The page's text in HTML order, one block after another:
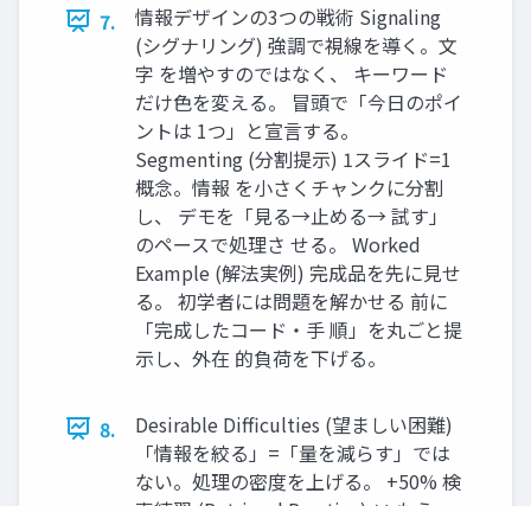
7.
情報デザインの3つの戦術 Signaling
(シグナリング) 強調で視線を導く。文
字 を増やすのではなく、 キーワード
だけ色を変える。 冒頭で「今日のポイ
ントは 1つ」と宣言する。
Segmenting (分割提示) 1スライド=1
概念。情報 を小さくチャンクに分割
し、 デモを「見る→止める→ 試す」
のペースで処理さ せる。 Worked
Example (解法実例) 完成品を先に見せ
る。 初学者には問題を解かせる 前に
「完成したコード・手 順」を丸ごと提
示し、外在 的負荷を下げる。
8.
Desirable Difficulties (望ましい困難)
「情報を絞る」=「量を減らす」では
ない。処理の密度を上げる。 +50% 検